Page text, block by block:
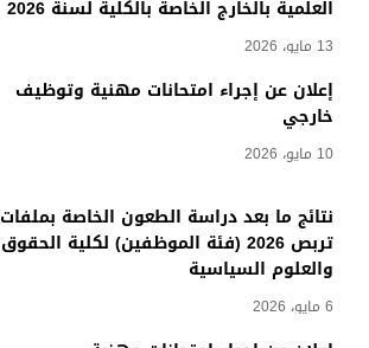
العلمية بالخارج الخاصة بالكلية لسنة 2026
13 مايو، 2026
إعلان عن إجراء امتحانات مهنية وتوظيف
خارجي
10 مايو، 2026
نتائج ما بعد دراسة الطعون الخاصة بملفات
تربص 2026 (فئة الموظفين) لكلية الحقوق
والعلوم السياسية
6 مايو، 2026